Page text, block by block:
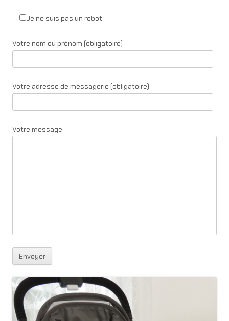
Je ne suis pas un robot.
Votre nom ou prénom (obligatoire)
Votre adresse de messagerie (obligatoire)
Votre message